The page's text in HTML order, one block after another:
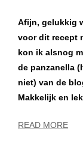
Afijn, gelukkig
voor dit recept
kon ik alsnog
de panzanella
niet) van de
Makkelijk en
READ MORE